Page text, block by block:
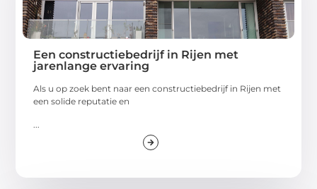
Een constructiebedrijf in Rijen met
jarenlange ervaring
Als u op zoek bent naar een constructiebedrijf in Rijen met
een solide reputatie en